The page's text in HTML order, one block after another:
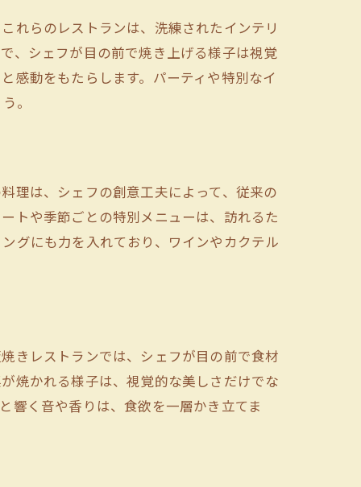
れらのレストランは、洗練されたインテリ
、シェフが目の前で焼き上げる様子は視覚
感動をもたらします。パーティや特別なイ
。
理は、シェフの創意工夫によって、従来の
トや季節ごとの特別メニューは、訪れるた
グにも力を入れており、ワインやカクテル
きレストランでは、シェフが目の前で食材
焼かれる様子は、視覚的な美しさだけでな
響く音や香りは、食欲を一層かき立てま